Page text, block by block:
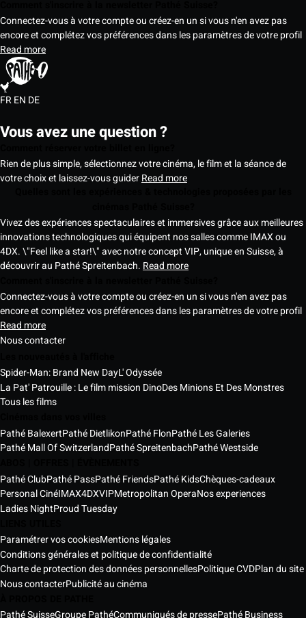
Connectez-vous à votre compte ou créez-en un si vous n'en avez pas
encore et complétez vos préférences dans les paramètres de votre profil
Read more
FREN DE
Vous avez une question ?
Rien de plus simple, sélectionnez votre cinéma, le film et la séance de
votre choix et laissez-vous guiderRead more
Vivez des expériences spectaculaires et immersives grâce aux meilleures
innovations technologiques qui équipent nos salles comme IMAX ou
4DX. \"Feel like a star!\" avec notre concept VIP, unique en Suisse, à
découvrir au Pathé Spreitenbach. Read more
Connectez-vous à votre compte ou créez-en un si vous n'en avez pas
encore et complétez vos préférences dans les paramètres de votre profil
Read more
Nous contacter
Spider-Man: Brand New DayL' Odyssée
La Pat' Patrouille : Le film mission DinoDes Minions Et Des Monstres
Tous les films
Pathé BalexertPathé DietlikonPathé FlonPathé Les Galeries
Pathé Mall Of SwitzerlandPathé SpreitenbachPathé Westside
Pathé ClubPathé PassPathé FriendsPathé KidsChèques-cadeaux
Personal CinéIMAX4DXVIPMetropolitan OperaNos experiences
Ladies NightProud Tuesday
Paramétrer vos cookiesMentions légales
Conditions générales et politique de confidentialité
Charte de protection des données personnellesPolitique CVDPlan du site
Nous contacterPublicité au cinéma
Pathé SuisseGroupe PathéCommuniqués de pressePathé Business